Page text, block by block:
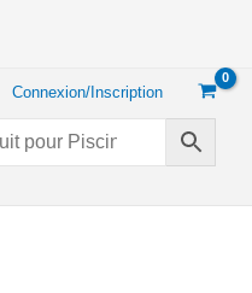
Connexion/Inscription